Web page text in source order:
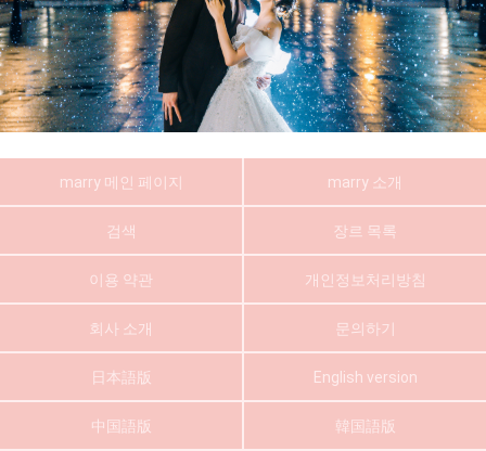
marry 메인 페이지 marry 소개
검색 장르 목록
이용 약관 개인정보처리방침
회사 소개 문의하기
日本語版 English version
中国語版 韓国語版